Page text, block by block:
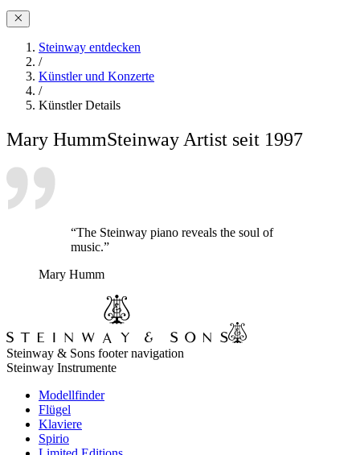
Steinway entdecken
/
Künstler und Konzerte
/
Künstler Details
Mary HummSteinway Artist seit 1997
“The Steinway piano reveals the soul of
music.”
Mary Humm
Steinway & Sons footer navigation
Steinway Instrumente
Modellfinder
Flügel
Klaviere
Spirio